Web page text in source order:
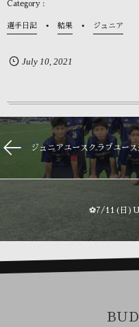
選手日記 結果 ジュニア
July 10, 2021
ジュニアユースクラブユー
⚽️7/11(日